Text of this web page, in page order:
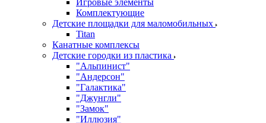
Игровые элементы
Комплектующие
Детские площадки для маломобильных
Titan
Канатные комплексы
Детские городки из пластика
"Альпинист"
"Андерсон"
"Галактика"
"Джунгли"
"Замок"
"Иллюзия"